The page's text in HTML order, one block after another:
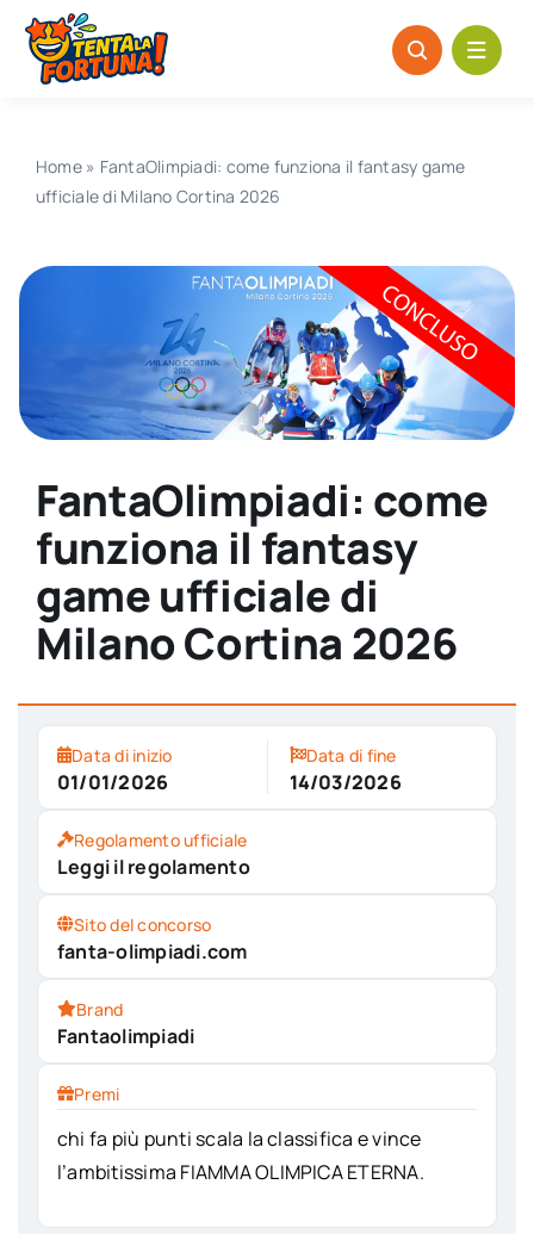
Salta
contenuto
Home» FantaOlimpiadi: come funziona il fantasy game
ufficiale di Milano Cortina 2026
FantaOlimpiadi: come
funziona il fantasy
game ufficiale di
Milano Cortina 2026
Data di inizio
01/01/2026
Data di fine
14/03/2026
Regolamento ufficiale
Leggi il regolamento
Sito del concorso
fanta-olimpiadi.com
Brand
Fantaolimpiadi
Premi
chi fa più punti scala la classifica e vince
l’ambitissima FIAMMA OLIMPICA ETERNA.